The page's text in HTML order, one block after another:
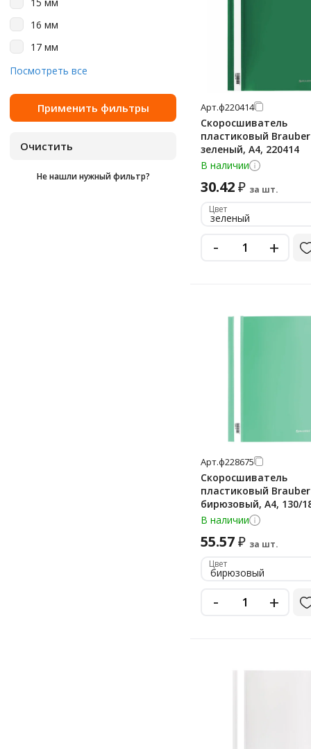
персиковый
полупрозрачный
розовый
розовый неон
розовый/голубой
салатовый
16 мм
17 мм
18 мм
2-24 мм
20 мм
25 мм
Посмотреть все
Не нашли нужный фильтр?
Арт.ф220414
Скоросшиватель
пластиковый
зеленый, А4, 220414
В наличии
30.42₽ за шт.
Цвет
зеленый
- +
Арт.ф228675
Скоросшиватель
пластиковый
бирюзовый, А4, 130/
В наличии
55.57₽ за шт.
Цвет
бирюзовый
- +